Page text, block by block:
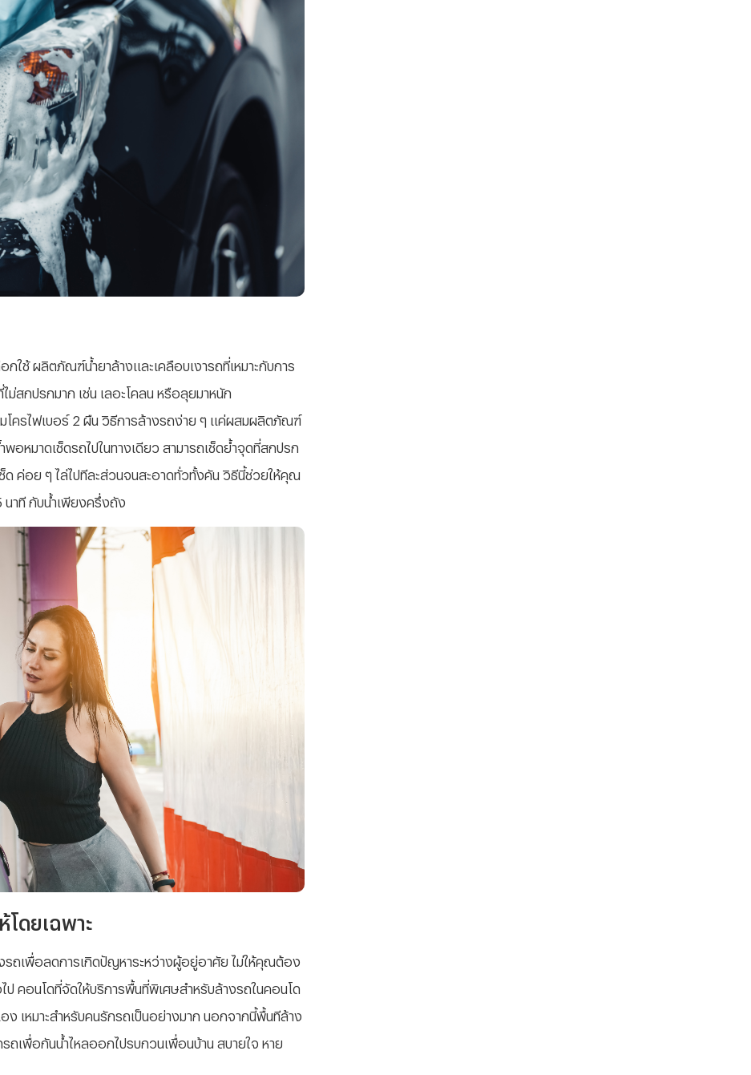
ใช้ ผลิตภัณฑ์น้ำยาล้างและเคลือบเงารถที่เหมาะกับการ
ม่สกปรกมาก เช่น เลอะโคลน หรือลุยมาหนัก
โครไฟเบอร์ 2 ผืน วิธีการล้างรถง่าย ๆ แค่ผสมผลิตภัณฑ์
อหมาดเช็ดรถไปในทางเดียว สามารถเช็ดย้ำจุดที่สกปรก
ด ค่อย ๆ ไล่ไปทีละส่วนจนสะอาดทั่วทั้งคัน วิธีนี้ช่วยให้คุณ
นาที กับน้ำเพียงครึ่งถัง
ดยเฉพาะ
รถเพื่อลดการเกิดปัญหาระหว่างผู้อยู่อาศัย ไม่ให้คุณต้อง
ป คอนโดที่จัดให้บริการพื้นที่พิเศษสำหรับล้างรถในคอนโด
ง เหมาะสำหรับคนรักรถเป็นอย่างมาก นอกจากนี้พื้นทีล้าง
เพื่อกันน้ำไหลออกไปรบกวนเพื่อนบ้าน สบายใจ หาย